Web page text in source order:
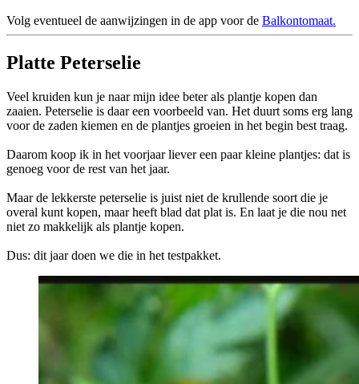
Volg eventueel de aanwijzingen in de app voor de Balkontomaat.
Platte Peterselie
Veel kruiden kun je naar mijn idee beter als plantje kopen dan
zaaien. Peterselie is daar een voorbeeld van. Het duurt soms erg lang
voor de zaden kiemen en de plantjes groeien in het begin best traag.
Daarom koop ik in het voorjaar liever een paar kleine plantjes: dat is
genoeg voor de rest van het jaar.
Maar de lekkerste peterselie is juist niet de krullende soort die je
overal kunt kopen, maar heeft blad dat plat is. En laat je die nou net
niet zo makkelijk als plantje kopen.
Dus: dit jaar doen we die in het testpakket.